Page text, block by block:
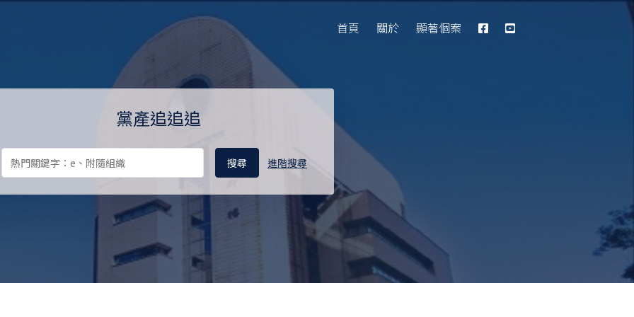
料庫 Ill-gotten Party Assets Database
首頁 關於 顯著個案
黨產追追追
進階搜尋